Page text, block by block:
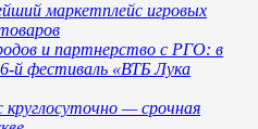
маркетплейс игровых
и партнерство с РГО: в
й фестиваль «ВТБ Лука
— срочная